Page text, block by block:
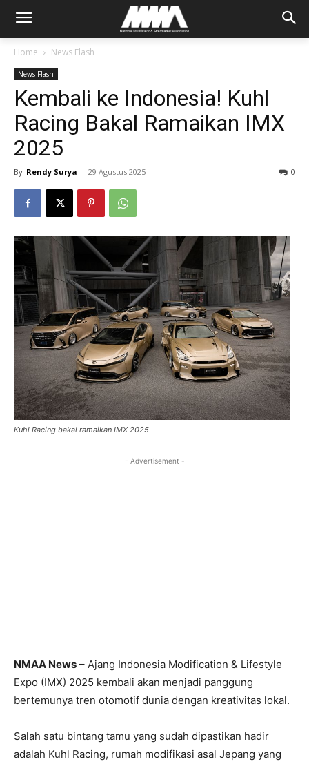
Home News Flash
News Flash
Kembali ke Indonesia! Kuhl
Racing Bakal Ramaikan IMX
2025
By Rendy Surya - 29 Agustus 2025 0
Kuhl Racing bakal ramaikan IMX 2025
- Advertisement -
NMAA News – Ajang Indonesia Modification & Lifestyle
Expo (IMX) 2025 kembali akan menjadi panggung
bertemunya tren otomotif dunia dengan kreativitas lokal.
Salah satu bintang tamu yang sudah dipastikan hadir
adalah Kuhl Racing, rumah modifikasi asal Jepang yang